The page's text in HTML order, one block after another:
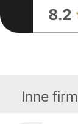
8.2
Inne